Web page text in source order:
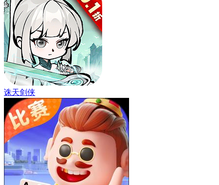
诛天剑侠